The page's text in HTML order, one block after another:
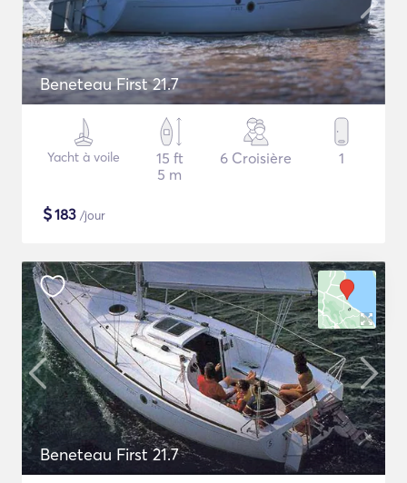
Beneteau First 21.7
Yacht à voile
15 ft
5 m
6 Croisière 1
$183 /jour
Beneteau First 21.7